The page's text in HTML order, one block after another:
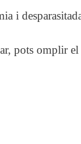
i
pots omplir